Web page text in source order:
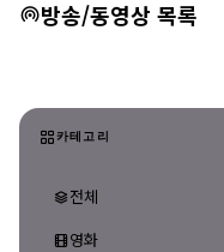
방송/동영상 목록
카테고리
전체
영화